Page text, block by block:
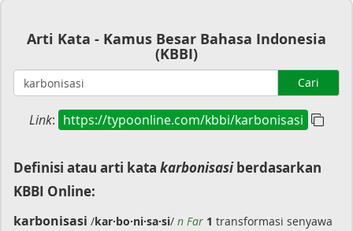
Arti Kata - Kamus Besar Bahasa Indonesia
(KBBI)
Cari
Link: https://typoonline.com/kbbi/karbonisasi
Definisi atau arti kata karbonisasiberdasarkan
KBBI Online:
karbonisasi /kar·bo·ni·sa·si/ n Far 1 transformasi senyawa